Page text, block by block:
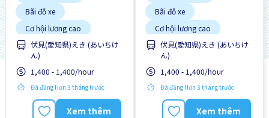
Bãi đỗ xe
Cơ hội lương cao
Giao dịch đã thanh toán
Không cần CV
Không cần kinh nghiệm
Lao động người nước
ngoài
Nhiều hơn theo thời gian
伏見(愛知県)えき (あいちけ
ん)
1,400 - 1,400/hour
Đã đăng Hơn 3 tháng trước
Xem thêm
Bãi đỗ xe
Cơ hội lương cao
Giao dịch đã thanh toán
Không cần CV
Không cần kinh nghiệm
Lao động người nước
ngoài
Tạm ứng lương
伏見(愛知県)えき (あいちけ
ん)
1,400 - 1,400/hour
Đã đăng Hơn 3 tháng trước
Xem thêm